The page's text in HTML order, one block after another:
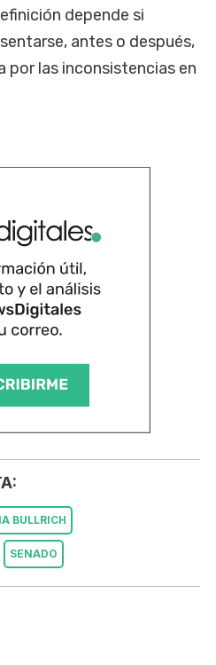
depende si
antes o después,
por las inconsistencias en
BULLRICH
SENADO